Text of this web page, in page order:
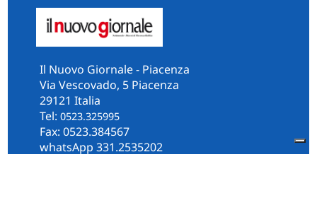
Il Nuovo Giornale - Piacenza
Via Vescovado, 5 Piacenza
29121 Italia
Tel: 0523.325995
Fax: 0523.384567
whatsApp 331.2535202